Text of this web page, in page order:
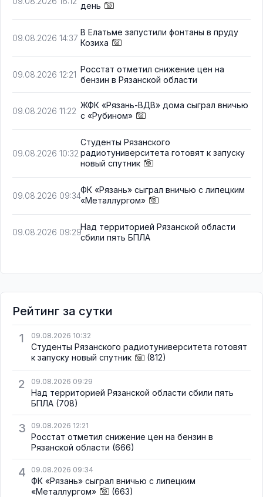
день
09.08.2026 14:37
В Елатьме запустили фонтаны в пруду
Козиха
09.08.2026 12:21
Росстат отметил снижение цен на
бензин в Рязанской области
09.08.2026 11:22
ЖФК «Рязань-ВДВ» дома сыграл вничью
с «Рубином»
09.08.2026 10:32
Студенты Рязанского
радиотуниверситета готовят к запуску
новый спутник
09.08.2026 09:34
ФК «Рязань» сыграл вничью с липецким
«Металлургом»
09.08.2026 09:29
Над территорией Рязанской области
сбили пять БПЛА
Рейтинг за сутки
1
09.08.2026 10:32
Студенты Рязанского радиотуниверситета готовят
к запуску новый спутник
(812)
2 09.08.2026 09:29
Над территорией Рязанской области сбили пять
БПЛА (708)
3 09.08.2026 12:21
Росстат отметил снижение цен на бензин в
Рязанской области (666)
4 09.08.2026 09:34
ФК «Рязань» сыграл вничью с липецким
«Металлургом»
(663)